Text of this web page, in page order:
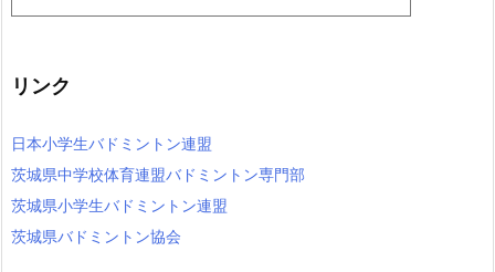
リンク
日本小学生バドミントン連盟
茨城県中学校体育連盟バドミントン専門部
茨城県小学生バドミントン連盟
茨城県バドミントン協会